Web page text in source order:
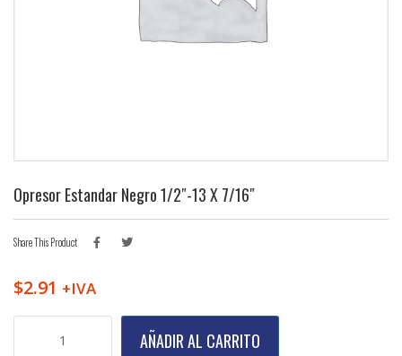
Opresor Estandar Negro 1/2″-13 X 7/16″
Share This Product
$2.91 +IVA
Estandar
AÑADIR AL CARRITO